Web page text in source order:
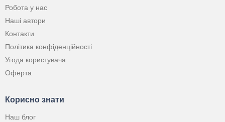
Робота у нас
Наші автори
Контакти
Політика конфіденційності
Угода користувача
Оферта
Корисно знати
Наш блог